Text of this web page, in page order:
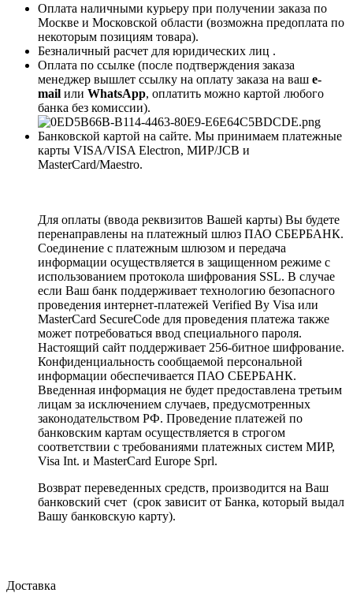
Оплата наличными курьеру при получении заказа по
Москве и Московской области (возможна предоплата по
некоторым позициям товара).
Безналичный расчет для юридических лиц .
Оплата по ссылке (после подтверждения заказа
менеджер вышлет ссылку на оплату заказа на ваш e-
mail или WhatsApp, оплатить можно картой любого
банка без комиссии).
Банковской картой на сайте. Мы принимаем платежные
карты VISA/VISA Electron, МИР/JCB и
MasterCard/Maestro.
Для оплаты (ввода реквизитов Вашей карты) Вы будете
перенаправлены на платежный шлюз ПАО СБЕРБАНК.
Соединение с платежным шлюзом и передача
информации осуществляется в защищенном режиме с
использованием протокола шифрования SSL. В случае
если Ваш банк поддерживает технологию безопасного
проведения интернет-платежей Verified By Visa или
MasterCard SecureCode для проведения платежа также
может потребоваться ввод специального пароля.
Настоящий сайт поддерживает 256-битное шифрование.
Конфиденциальность сообщаемой персональной
информации обеспечивается ПАО СБЕРБАНК.
Введенная информация не будет предоставлена третьим
лицам за исключением случаев, предусмотренных
законодательством РФ. Проведение платежей по
банковским картам осуществляется в строгом
соответствии с требованиями платежных систем МИР,
Visa Int. и MasterCard Europe Sprl.
Возврат переведенных средств, производится на Ваш
банковский счет (срок зависит от Банка, который выдал
Вашу банковскую карту).
Доставка